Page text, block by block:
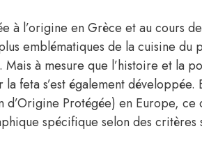
à l’origine en Grèce et au cours
emblématiques de la cuisine du
Mais à mesure que l’histoire et la
feta s’est également
Protégée) en Europe, ce
spécifique selon des critères